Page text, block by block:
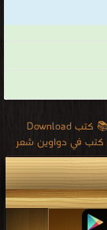
📚 كتب Download
كتب في دواوين شعر